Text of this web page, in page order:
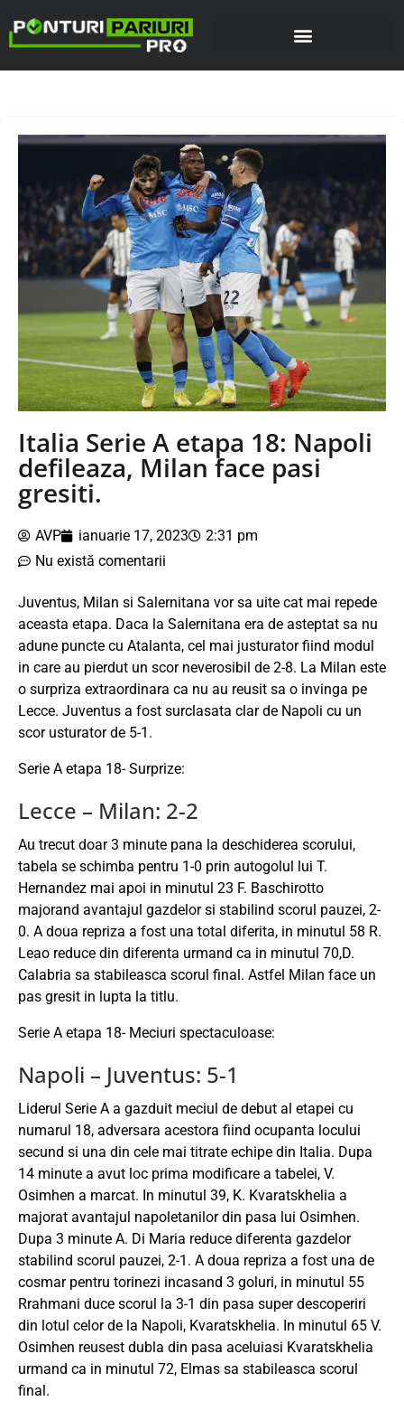
Italia Serie A etapa 18: Napoli
defileaza, Milan face pasi
gresiti.
AVP ianuarie 17, 2023
2:31 pm
Nu există comentarii
Juventus, Milan si Salernitana vor sa uite cat mai repede
aceasta etapa. Daca la Salernitana era de asteptat sa nu
adune puncte cu Atalanta, cel mai justurator fiind modul
in care au pierdut un scor neverosibil de 2-8. La Milan este
o surpriza extraordinara ca nu au reusit sa o invinga pe
Lecce. Juventus a fost surclasata clar de Napoli cu un
scor usturator de 5-1.
Serie A etapa 18- Surprize:
Lecce – Milan: 2-2
Au trecut doar 3 minute pana la deschiderea scorului,
tabela se schimba pentru 1-0 prin autogolul lui T.
Hernandez mai apoi in minutul 23 F. Baschirotto
majorand avantajul gazdelor si stabilind scorul pauzei, 2-
0. A doua repriza a fost una total diferita, in minutul 58 R.
Leao reduce din diferenta urmand ca in minutul 70,D.
Calabria sa stabileasca scorul final. Astfel Milan face un
pas gresit in lupta la titlu.
Serie A etapa 18- Meciuri spectaculoase:
Napoli – Juventus: 5-1
Liderul Serie A a gazduit meciul de debut al etapei cu
numarul 18, adversara acestora fiind ocupanta locului
secund si una din cele mai titrate echipe din Italia. Dupa
14 minute a avut loc prima modificare a tabelei, V.
Osimhen a marcat. In minutul 39, K. Kvaratskhelia a
majorat avantajul napoletanilor din pasa lui Osimhen.
Dupa 3 minute A. Di Maria reduce diferenta gazdelor
stabilind scorul pauzei, 2-1. A doua repriza a fost una de
cosmar pentru torinezi incasand 3 goluri, in minutul 55
Rrahmani duce scorul la 3-1 din pasa super descoperiri
din lotul celor de la Napoli, Kvaratskhelia. In minutul 65 V.
Osimhen reusest dubla din pasa aceluiasi Kvaratskhelia
urmand ca in minutul 72, Elmas sa stabileasca scorul
final.